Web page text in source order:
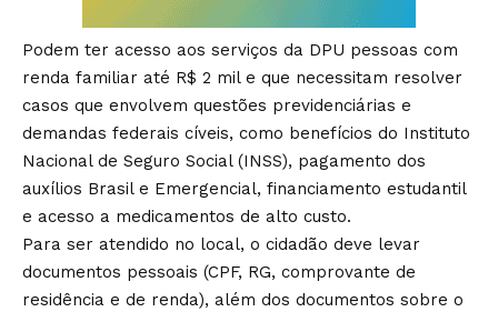
Podem ter acesso aos serviços da DPU pessoas com
renda familiar até R$ 2 mil e que necessitam resolver
casos que envolvem questões previdenciárias e
demandas federais cíveis, como benefícios do Instituto
Nacional de Seguro Social (INSS), pagamento dos
auxílios Brasil e Emergencial, financiamento estudantil
e acesso a medicamentos de alto custo.
Para ser atendido no local, o cidadão deve levar
documentos pessoais (CPF, RG, comprovante de
residência e de renda), além dos documentos sobre o